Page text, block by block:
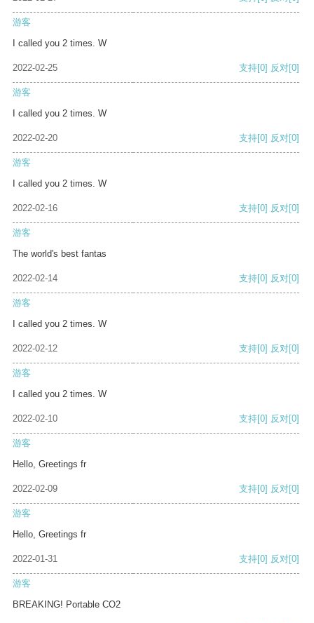
游客
I called you 2 times. W
2022-02-25 支持[0] 反对[0]
游客
I called you 2 times. W
2022-02-20 支持[0] 反对[0]
游客
I called you 2 times. W
2022-02-16 支持[0] 反对[0]
游客
The world's best fantas
2022-02-14 支持[0] 反对[0]
游客
I called you 2 times. W
2022-02-12 支持[0] 反对[0]
游客
I called you 2 times. W
2022-02-10 支持[0] 反对[0]
游客
Hello, Greetings fr
2022-02-09 支持[0] 反对[0]
游客
Hello, Greetings fr
2022-01-31 支持[0] 反对[0]
游客
BREAKING! Portable CO2